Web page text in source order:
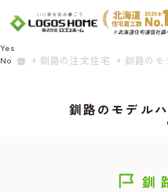
釧路の注文住宅 釧路の
釧路のモデル
釧
Cookie を使用して、お客様の活動を
プライバシーを極めて重視していま
は、当社のプライバシ
Yes
No